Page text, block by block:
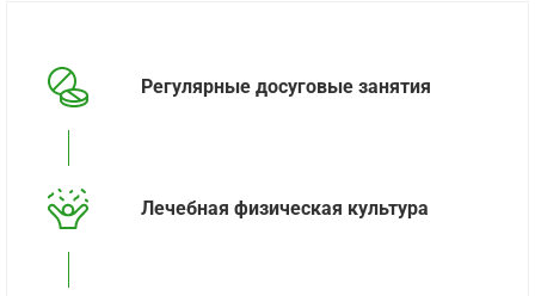
Регулярные досуговые занятия
Лечебная физическая культура